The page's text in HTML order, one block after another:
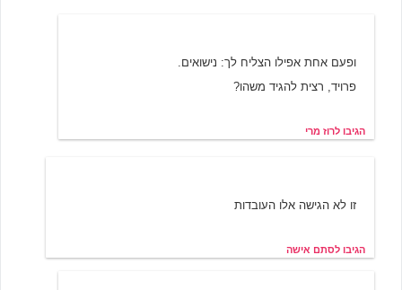
ופעם אחת אפילו הצליח לך: נישואים.
פרויד, רצית להגיד משהו?
הגיבו לרוז מרי
זו לא הגישה אלו העובדות
הגיבו לסתם אישה